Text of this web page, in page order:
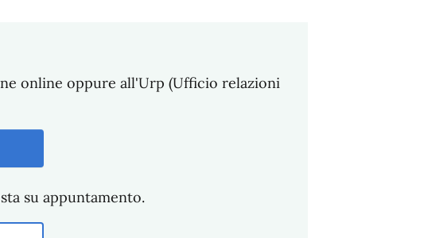
online oppure all'Urp (Ufficio relazioni
su appuntamento.